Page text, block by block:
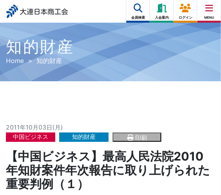
大連日本商工会
会員検索 入会案内 ログイン MENU
知的財産
Home 知的財産
2011年10月03日(月)
中国ビジネス
知的財産 印刷
【中国ビジネス】最高人民法院2010
年知財案件年次報告に取り上げられた
重要判例（１）